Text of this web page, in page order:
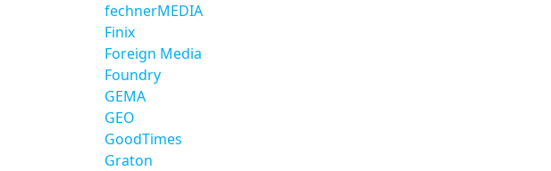
fechnerMEDIA
Finix
Foreign Media
Foundry
GEMA
GEO
GoodTimes
Graton